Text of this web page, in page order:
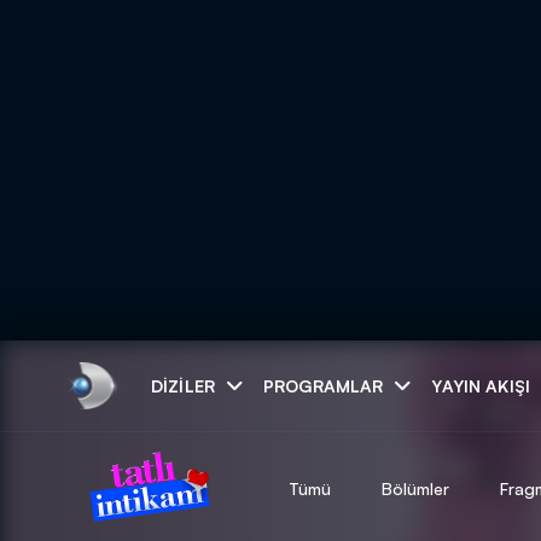
DIZILER PROGRAMLAR YAYIN AKIŞI
Tümü Bölümler